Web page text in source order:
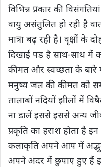
विभिन्न प्रकार की
वायु असंतुलित हो रही है
मात्रा बढ़ रही है। वृक्षों
दिखाई पड़ है साथ-साथ में
कीमत और स्वच्छता के
मनुष्य जल की कीमत को
तालाबों नदियों झीलों में
ना डालें इससे इससे अन्य
प्रकृति का हराश होता है
कलाकृति अपने आप में
अपने अंदर में छुपाए हुए हैं